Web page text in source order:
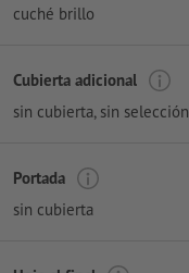
cuché brillo
Cubierta adicional
sin cubierta, sin selección
Portada
sin cubierta